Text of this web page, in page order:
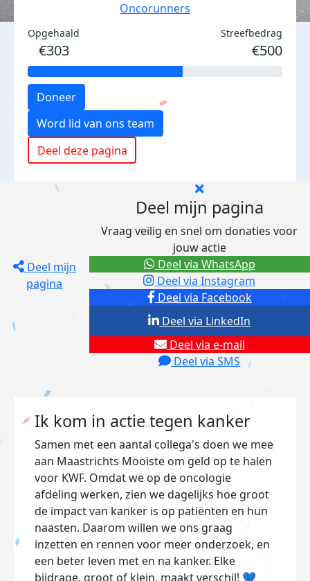
Oncorunners
Opgehaald
€303
Streefbedrag
€500
Doneer
Word lid van ons team
Deel deze pagina
Deel mijn
pagina
Deel mijn pagina
Vraag veilig en snel om donaties voor
jouw actie
Deel via Facebook
Deel via Instagram
Deel via e-mail
Deel via SMS
Deel via LinkedIn
Deel via WhatsApp
Ik kom in actie tegen kanker
Samen met een aantal collega's doen we mee
aan Maastrichts Mooiste om geld op te halen
voor KWF. Omdat we op de oncologie
afdeling werken, zien we dagelijks hoe groot
de impact van kanker is op patiënten en hun
naasten. Daarom willen we ons graag
inzetten en rennen voor meer onderzoek, en
een beter leven met en na kanker. Elke
bijdrage, groot of klein, maakt verschil! 💙